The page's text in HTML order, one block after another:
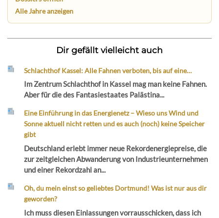
Alle Jahre anzeigen
Dir gefällt vielleicht auch
Schlachthof Kassel: Alle Fahnen verboten, bis auf eine…
Im Zentrum Schlachthof in Kassel mag man keine Fahnen.
Aber für die des Fantasiestaates Palästina...
Eine Einführung in das Energienetz – Wieso uns Wind und
Sonne aktuell nicht retten und es auch (noch) keine Speicher
gibt
Deutschland erlebt immer neue Rekordenergiepreise, die
zur zeitgleichen Abwanderung von Industrieunternehmen
und einer Rekordzahl an...
Oh, du mein einst so geliebtes Dortmund! Was ist nur aus dir
geworden?
Ich muss diesen Einlassungen vorrausschicken, dass ich